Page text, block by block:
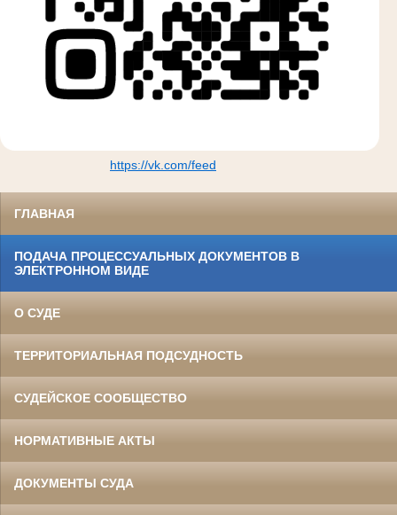
https://vk.com/feed
ГЛАВНАЯ
ПОДАЧА ПРОЦЕССУАЛЬНЫХ ДОКУМЕНТОВ В
ЭЛЕКТРОННОМ ВИДЕ
О СУДЕ
ТЕРРИТОРИАЛЬНАЯ ПОДСУДНОСТЬ
СУДЕЙСКОЕ СООБЩЕСТВО
НОРМАТИВНЫЕ АКТЫ
ДОКУМЕНТЫ СУДА